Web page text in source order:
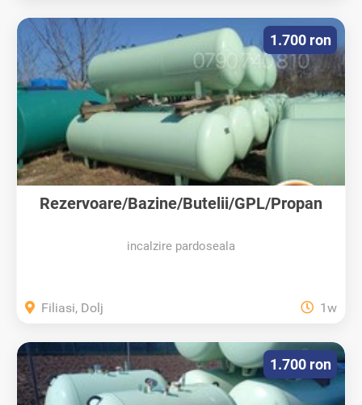
Rezervoare/Bazine/Butelii/GPL/Propan
incalzire pardoseala
1.700 ron
Filiasi, Dolj 1w
1.700 ron